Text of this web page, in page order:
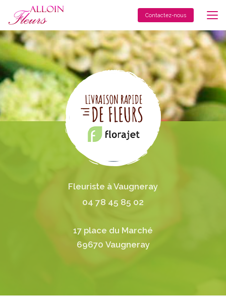
contenu
principal
Contactez-nous
Fleuriste à Vaugneray
04 78 45 85 02
17 place du Marché
69670 Vaugneray